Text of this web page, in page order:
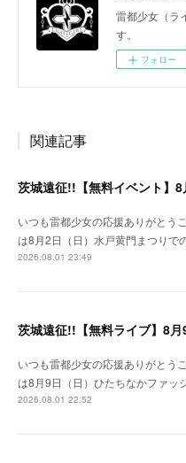
雷都少女（ラ
す。
フォロー
関連記事
いつも雷都少女の応援ありがとう
は8月2日（日）水戸黄門まつりで
2026.08.01 23:49
いつも雷都少女の応援ありがとう
は8月9日（日）ひたちなかファッ
2026.08.01 22:52